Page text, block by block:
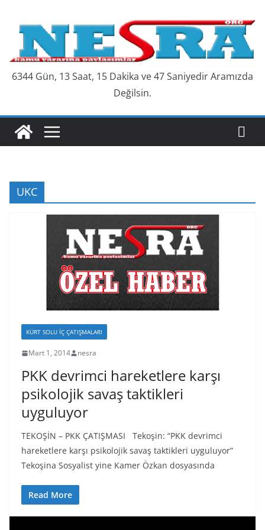
content
6344 Gün, 13 Saat, 15 Dakika ve 48 Saniyedir Aramızda
Değilsin.
UKC
KÜRT SOLU İÇ ÇATIŞMALARI
Mart 1, 2014 nesra
PKK devrimci hareketlere karşı
psikolojik savaş taktikleri
uyguluyor
TEKOŞİN – PKK ÇATIŞMASI Tekoşin: “PKK devrimci
hareketlere karşı psikolojik savaş taktikleri uyguluyor”
Tekoşina Sosyalist yine Kamer Özkan dosyasında
Read More